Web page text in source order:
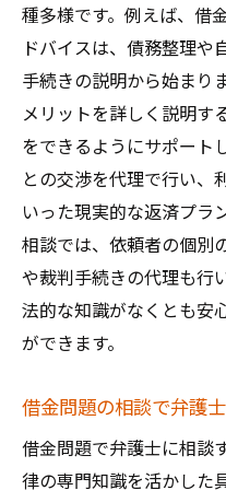
種多様です。例えば、借
ドバイスは、債務整理や
手続きの説明から始まり
メリットを詳しく説明す
をできるようにサポート
との交渉を代理で行い、
いった現実的な返済プラ
相談では、依頼者の個別
や裁判手続きの代理も行
法的な知識がなくとも安
ができます。
借金問題の相談で弁護
借金問題で弁護士に相談
律の専門知識を活かした